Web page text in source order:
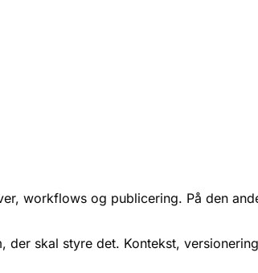
workflows og publicering. På den
skal styre det. Kontekst,